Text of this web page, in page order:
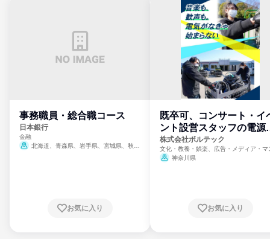
事務職員・総合職コース
日本銀行
金融
北海道、青森県、岩手県、宮城県、秋田
崎県、熊本県、大分県、宮崎県、鹿児島県、
お気に入り
既卒可、コンサート・イ
ント設営スタッフの電源
門
株式会社ボルテック
文化・教養・娯楽、広告・メディア・マ
ミ、電力・ガス・水道・エネルギー
神奈川県
お気に入り